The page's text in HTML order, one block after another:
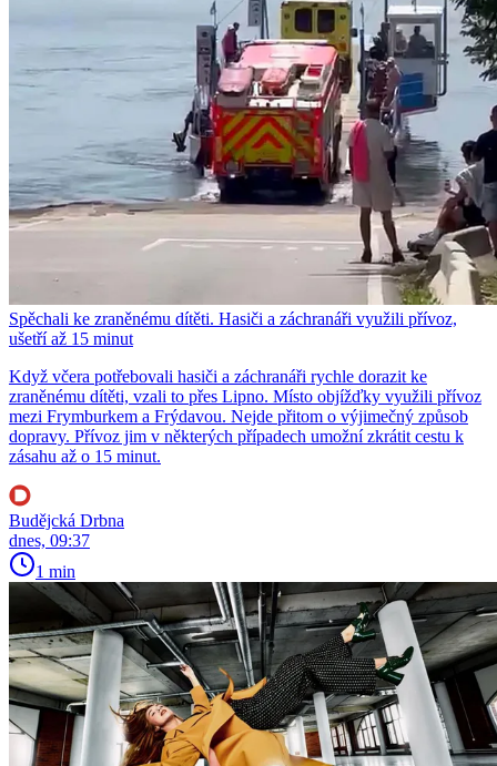
Spěchali ke zraněnému dítěti. Hasiči a záchranáři využili přívoz,
ušetří až 15 minut
Když včera potřebovali hasiči a záchranáři rychle dorazit ke
zraněnému dítěti, vzali to přes Lipno. Místo objížďky využili přívoz
mezi Frymburkem a Frýdavou. Nejde přitom o výjimečný způsob
dopravy. Přívoz jim v některých případech umožní zkrátit cestu k
zásahu až o 15 minut.
Budějcká Drbna
dnes, 09:37
1 min